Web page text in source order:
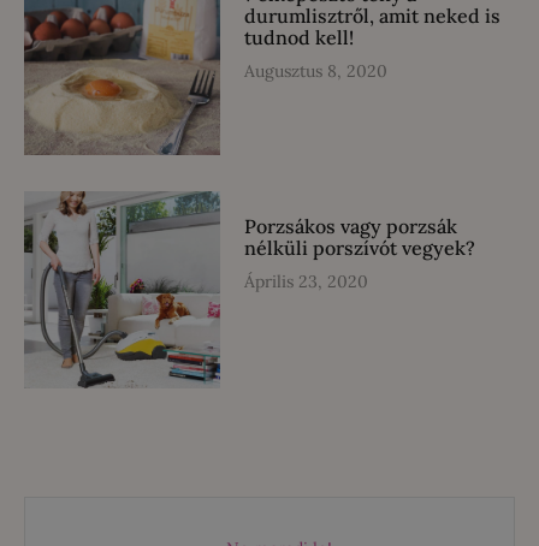
durumlisztről, amit neked is
tudnod kell!
Augusztus 8, 2020
Porzsákos vagy porzsák
nélküli porszívót vegyek?
Április 23, 2020